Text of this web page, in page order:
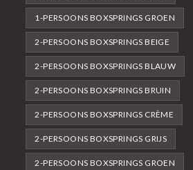
1-PERSOONS BOXSPRINGS GROEN
2-PERSOONS BOXSPRINGS BEIGE
2-PERSOONS BOXSPRINGS BLAUW
2-PERSOONS BOXSPRINGS BRUIN
2-PERSOONS BOXSPRINGS CRÈME
2-PERSOONS BOXSPRINGS GRIJS
2-PERSOONS BOXSPRINGS GROEN